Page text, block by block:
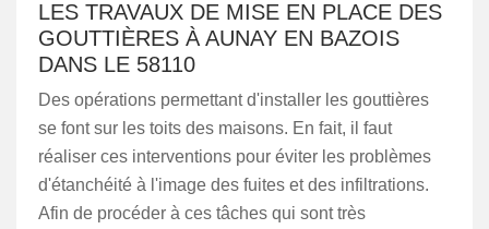
LES TRAVAUX DE MISE EN PLACE DES
GOUTTIÈRES À AUNAY EN BAZOIS
DANS LE 58110
Des opérations permettant d'installer les gouttières
se font sur les toits des maisons. En fait, il faut
réaliser ces interventions pour éviter les problèmes
d'étanchéité à l'image des fuites et des infiltrations.
Afin de procéder à ces tâches qui sont très